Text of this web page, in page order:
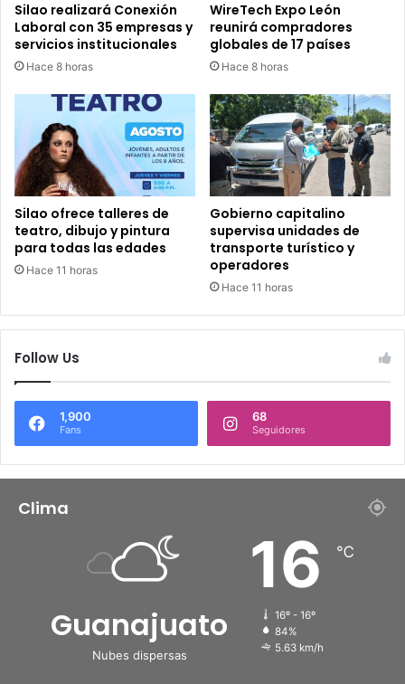
Silao realizará Conexión
Laboral con 35 empresas y
servicios institucionales
Hace 8 horas
WireTech Expo León
reunirá compradores
globales de 17 países
Hace 8 horas
Silao ofrece talleres de
teatro, dibujo y pintura
para todas las edades
Hace 11 horas
Gobierno capitalino
supervisa unidades de
transporte turístico y
operadores
Hace 11 horas
Follow Us
1,900
Fans
68
Seguidores
Clima
Guanajuato
Nubes dispersas
16 ℃
16º - 16º
84%
5.63 km/h